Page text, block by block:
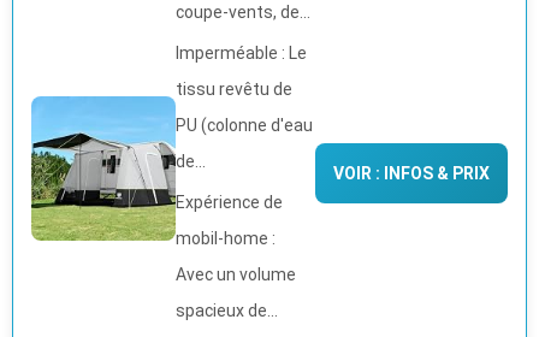
coupe-vents, de...
Imperméable : Le
tissu revêtu de
PU (colonne d'eau
de...
Expérience de
mobil-home :
Avec un volume
spacieux de...
VOIR : INFOS & PRIX